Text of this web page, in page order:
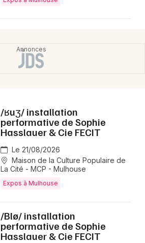
/ʁuʒ/ installation
performative de Sophie
Hasslauer & Cie FECIT
Le 21/08/2026
Maison de la Culture Populaire de
La Cité - MCP - Mulhouse
Expos à Mulhouse
/Blø/ installation
performative de Sophie
Hasslauer & Cie FECIT